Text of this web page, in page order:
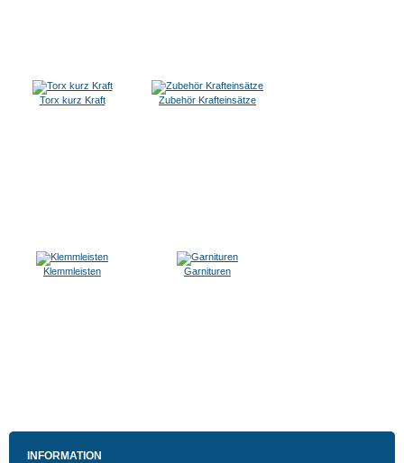
Torx kurz Kraft Zubehör Krafteinsätze
Klemmleisten Garnituren
INFORMATION